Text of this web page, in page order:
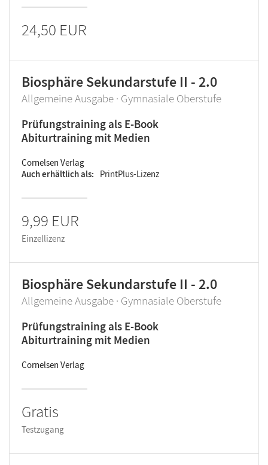
24,50 EUR
Biosphäre Sekundarstufe II - 2.0
Allgemeine Ausgabe · Gymnasiale Oberstufe
Prüfungstraining als E-Book
Abiturtraining mit Medien
Cornelsen Verlag
Auch erhältlich als
PrintPlus-Lizenz
9,99 EUR
Einzellizenz
Biosphäre Sekundarstufe II - 2.0
Allgemeine Ausgabe · Gymnasiale Oberstufe
Prüfungstraining als E-Book
Abiturtraining mit Medien
Cornelsen Verlag
Gratis
Testzugang